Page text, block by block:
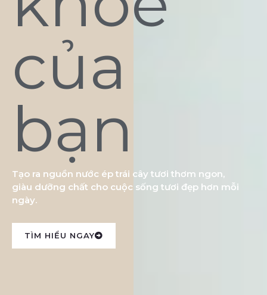
của
bạn
Tạo ra nguồn nước ép trái cây tươi thơm ngon,
giàu dưỡng chất cho cuộc sống tươi đẹp hơn mỗi
ngày.
TÌM HIỂU NGAY